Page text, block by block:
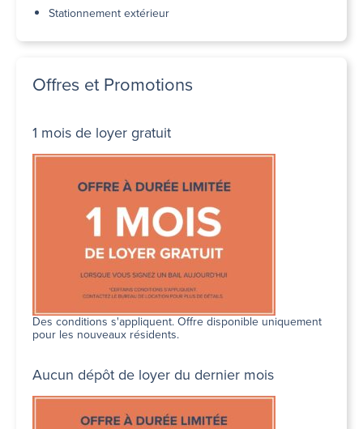
Stationnement extérieur
Offres et Promotions
1 mois de loyer gratuit
Des conditions s'appliquent. Offre disponible uniquement
pour les nouveaux résidents.
Aucun dépôt de loyer du dernier mois